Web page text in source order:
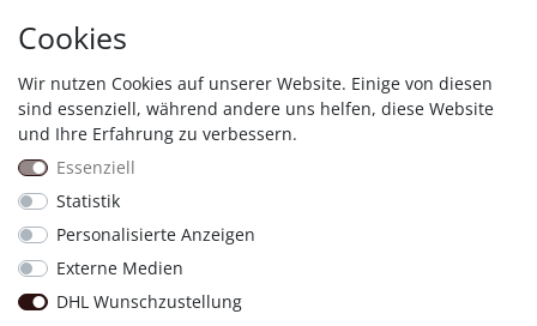
Shopauskunft
Proven Expert
Cookies
Wir nutzen Cookies auf unserer Website. Einige von diesen
sind essenziell, während andere uns helfen, diese Website
und Ihre Erfahrung zu verbessern.
Essenziell
Statistik
Personalisierte Anzeigen
Externe Medien
DHL Wunschzustellung